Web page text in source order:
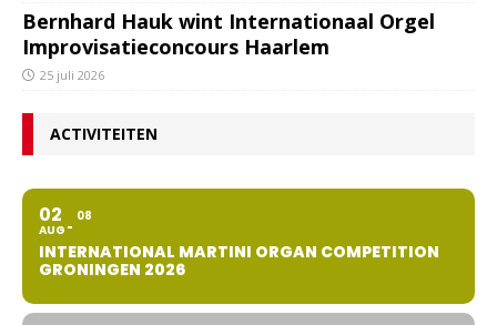
Bernhard Hauk wint Internationaal Orgel
Improvisatieconcours Haarlem
25 juli 2026
ACTIVITEITEN
02
AUG
08
INTERNATIONAL MARTINI ORGAN COMPETITION
GRONINGEN 2026